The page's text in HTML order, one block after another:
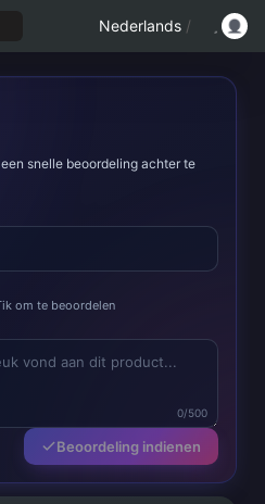
Nederlands /
snelle beoordeling achter te
om te beoordelen
0/500
Beoordeling indienen